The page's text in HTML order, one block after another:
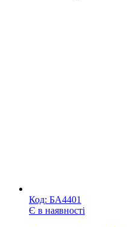
Код: БА4401
Є в наявності